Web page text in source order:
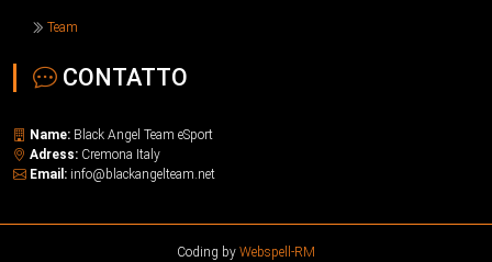
Team
CONTATTO
Name: Black Angel Team eSport
Adress: Cremona Italy
Email: info@blackangelteam.net
Coding by Webspell-RM